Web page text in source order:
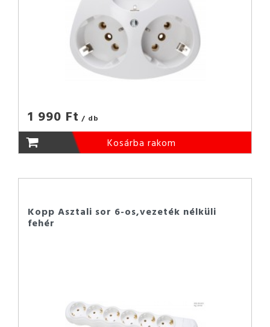
1 990 Ft / db
Kosárba rakom
Kopp Asztali sor 6-os,vezeték nélküli
fehér